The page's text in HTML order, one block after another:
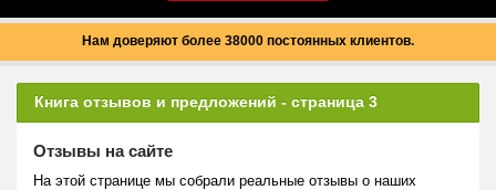
Нам доверяют более 38000 постоянных клиентов.
Книга отзывов и предложений - страница 3
Отзывы на сайте
На этой странице мы собрали реальные отзывы о наших